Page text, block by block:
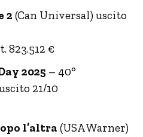
2(Can Universal) uscito
823.512 €
2025 – 40°
21/10
l’altra (USA Warner)